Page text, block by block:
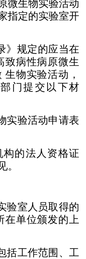
微生物实验活动
指定的实验室开
》规定的应当在
致病性病原微生
生物实验活动，
门提交以下材
实验活动申请表
的法人资格证
。
验室人员取得的
在单位颁发的上
括工作范围、工